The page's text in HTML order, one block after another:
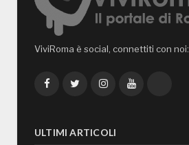
ViviRoma è social, connettiti con noi:
FacebookTwitterInstagramYouTube
ULTIMI ARTICOLI